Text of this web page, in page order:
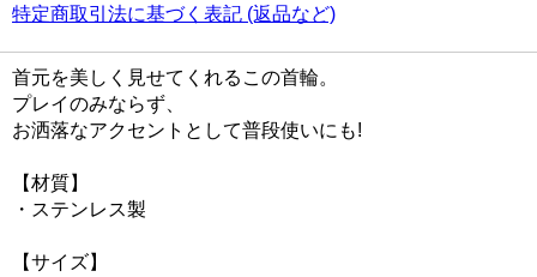
特定商取引法に基づく表記 (返品など)
首元を美しく見せてくれるこの首輪。
プレイのみならず、
お洒落なアクセントとして普段使いにも!
【材質】
・ステンレス製
【サイズ】